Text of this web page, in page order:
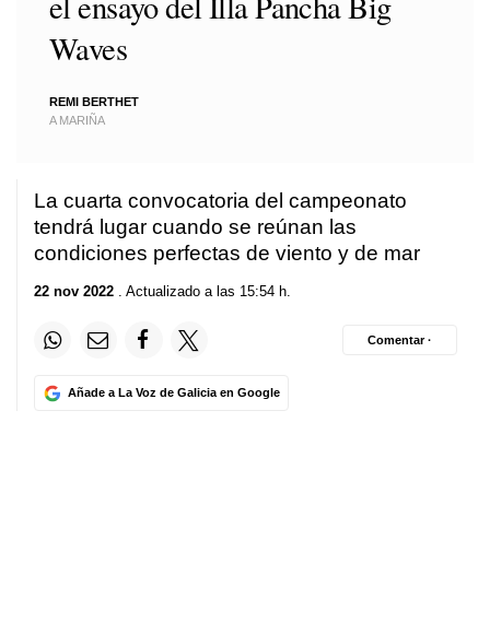
Waves
REMI BERTHET
A MARIÑA
La cuarta convocatoria del campeonato
tendrá lugar cuando se reúnan las
condiciones perfectas de viento y de mar
22 nov 2022 . Actualizado a las 15:54 h.
Añade a La Voz de Galicia en Google
Comentar ·